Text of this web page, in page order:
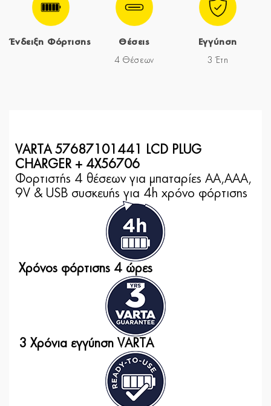
Ένδειξη Φόρτισης Θέσεις
4 Θέσεων
Εγγύηση
3 Έτη
VARTA 57687101441 LCD PLUG
CHARGER + 4X56706
Φορτιστής 4 θέσεων για μπαταρίες ΑΑ,ΑΑΑ,
9V & USB συσκευής για 4h χρόνο φόρτισης
Χρόνος φόρτισης 4 ώρες
3 Χρόνια εγγύηση VARTA